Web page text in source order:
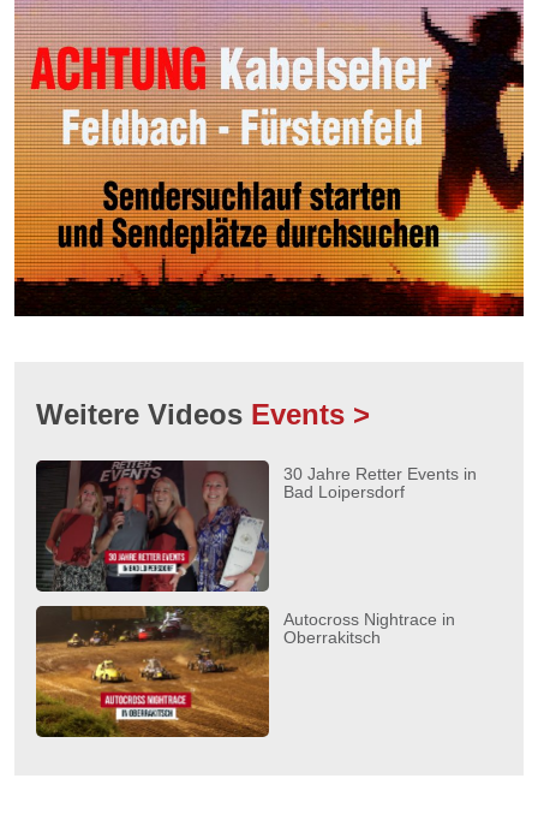
Weitere Videos Events >
30 Jahre Retter Events in
Bad Loipersdorf
Autocross Nightrace in
Oberrakitsch